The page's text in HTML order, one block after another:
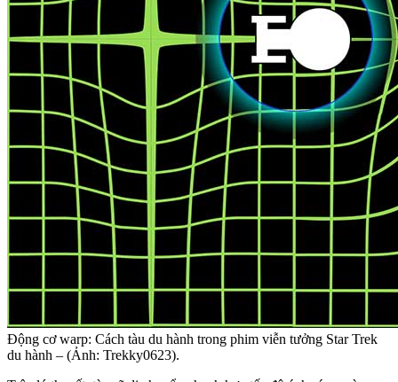
Động cơ warp: Cách tàu du hành trong phim viễn tưởng Star Trek
du hành – (Ảnh: Trekky0623).